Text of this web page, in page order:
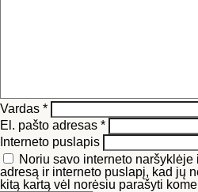
Vardas *
El. pašto adresas *
Interneto puslapis
Noriu savo interneto
adresą ir interneto puslapį, kad jų
kitą kartą vėl norėsiu parašyti